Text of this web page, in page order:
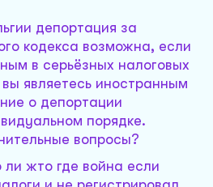
депортация за
кодекса возможна, если
в серьёзных налоговых
являетесь иностранным
о депортации
порядке.
вопросы?
жто где война если